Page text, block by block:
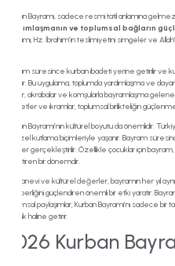
Kurban Bayramı, sadece resmi tatil anlamına
yardımlaşmanın ve toplumsal bağların
Bayramı, Hz. İbrahim’in teslimiyetini simgeler ve
Bayram süresince kurban ibadeti yerine getirilir ve
dağıtılır. Bu uygulama, toplumda yardımlaşma ve
aileler, akrabalar ve komşularla bayramlaşma
sohbetler ve ikramlar, toplumsal birlikteliğin
Kurban Bayramı’nın kültürel boyutu da önemlidir.
ve özel kutlama biçimleriyle yaşanır. Bayram
ritüeller gerçekleştirilir. Özellikle çocuklar için
pekiştiren bir dönemdir.
Bu manevi ve kültürel değerler, bayramın her yıl
beraberliğini güçlendiren önemli bir etki yaratır.
toplumsal paylaşımlar, Kurban Bayramı’nı sadece
etkinlik haline getirir.
2026 Kurban